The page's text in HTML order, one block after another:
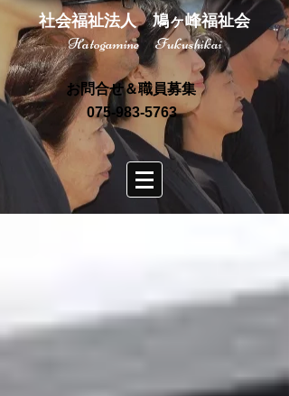
社会福祉法人 鳩ヶ峰福祉会
Hatogamine Fukushikai
075-983-5763
お問合せ＆職員募集